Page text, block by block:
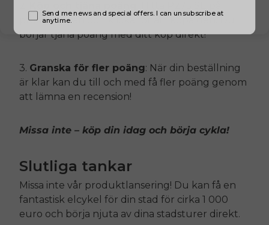
produktsidan och klicka för att köpa den. Du
börjar tjäna poäng med ditt köp direkt!
3. Granska för fler poäng: När din beställning
är klar kan du till och med få fler poäng genom
att lämna en recension!
Missa inte – köp din idag och börja cykla!
Slutliga tankar
Missa inte vår produktlansering! Du kan få en
fantastisk elcykel för din stad för cirka 1 000
euro och börja njuta av dina stadsturer direkt.